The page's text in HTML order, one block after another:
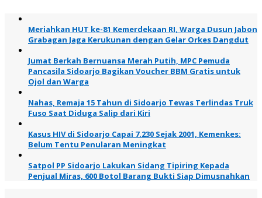
Meriahkan HUT ke-81 Kemerdekaan RI, Warga Dusun Jabon
Grabagan Jaga Kerukunan dengan Gelar Orkes Dangdut
Jumat Berkah Bernuansa Merah Putih, MPC Pemuda
Pancasila Sidoarjo Bagikan Voucher BBM Gratis untuk
Ojol dan Warga
Nahas, Remaja 15 Tahun di Sidoarjo Tewas Terlindas Truk
Fuso Saat Diduga Salip dari Kiri
Kasus HIV di Sidoarjo Capai 7.230 Sejak 2001, Kemenkes:
Belum Tentu Penularan Meningkat
Satpol PP Sidoarjo Lakukan Sidang Tipiring Kepada
Penjual Miras, 600 Botol Barang Bukti Siap Dimusnahkan